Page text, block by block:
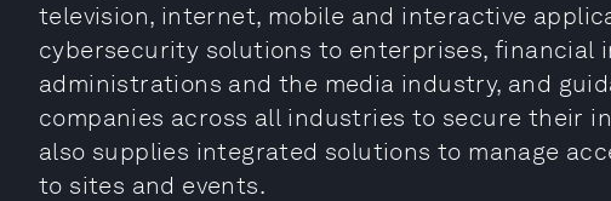
television, internet, mobile and interactive
cybersecurity solutions to enterprises, financial
administrations and the media industry, and
companies across all industries to secure their
also supplies integrated solutions to manage
to sites and events.